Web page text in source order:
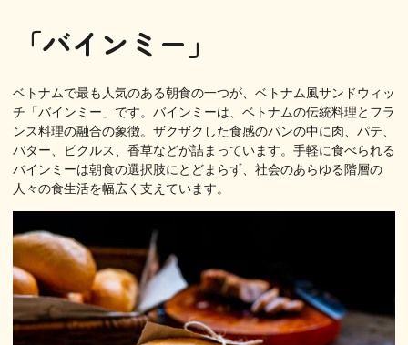
「バインミー」
ベトナムで最も人気のある朝食の一つが、ベトナム風サンドウィッ
チ「バインミー」です。バインミーは、ベトナムの伝統料理とフラ
ンス料理の融合の象徴。ザクザクした食感のパンの中に肉、パテ、
バター、ピクルス、香草などが詰まっています。手軽に食べられる
バインミーは朝食の選択肢にとどまらず、社会のあらゆる階層の
人々の食生活を幅広く支えています。